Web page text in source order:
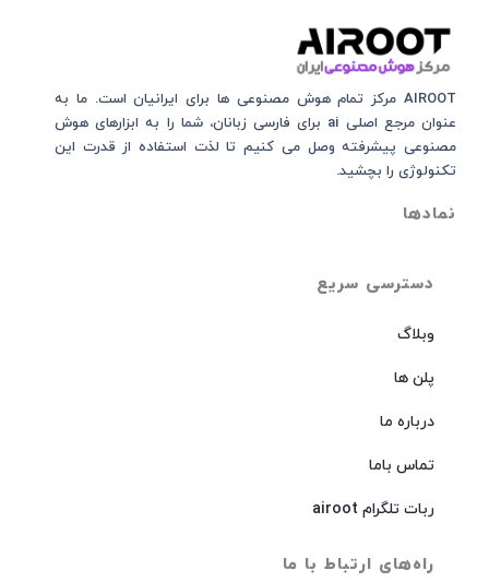
دسترسی سریع
وبلاگ
پلن ها
درباره ما
تماس باما
ربات تلگرام airoot
راه‌های ارتباط با ما
AIROOT مرکز تمام هوش مصنوعی‌‌‌ ها برای ایرانیان است. ما به
عنوان مرجع اصلی ai برای فارسی زبانان، شما را به ابزارهای هوش
مصنوعی پیشرفته وصل می کنیم تا لذت استفاده از قدرت این
تکنولوژی را بچشید.
نمادها